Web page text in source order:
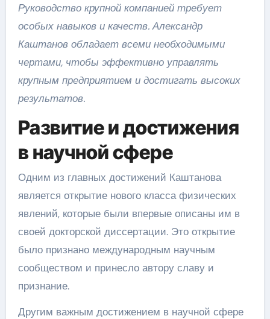
Руководство крупной компанией требует
особых навыков и качеств. Александр
Каштанов обладает всеми необходимыми
чертами, чтобы эффективно управлять
крупным предприятием и достигать высоких
результатов.
Развитие и достижения
в научной сфере
Одним из главных достижений Каштанова
является открытие нового класса физических
явлений, которые были впервые описаны им в
своей докторской диссертации. Это открытие
было признано международным научным
сообществом и принесло автору славу и
признание.
Другим важным достижением в научной сфере